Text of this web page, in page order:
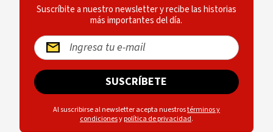
Suscríbite a nuestro newsletter y recibe las historias
más importantes del día.
SUSCRÍBETE
Al suscribirse al newsletter acepta nuestrostérminos y
condicionesypolítica de privacidad.